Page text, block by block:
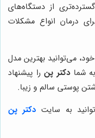
از دستگاه‌های
درمان انواع مشکلات
خود، می‌توانید بهترین مدل
شما دکتر پن را پیشنهاد
پوستی سالم و زیبا.
به سایت دکتر پن